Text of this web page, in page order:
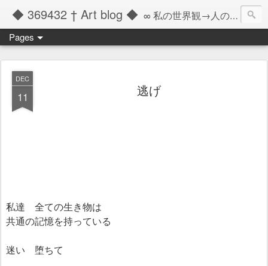
◆ 369432 † Art blog ◆ ∞ 私の世界観→人の記憶の彼方へと繋ぐツール ∞
Pages
DEC
11 逃げ
私達 全ての生き物は
共通の記憶を持っている
迷い 堕ちて